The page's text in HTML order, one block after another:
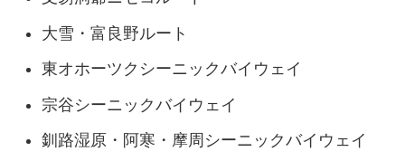
大雪・富良野ルート
東オホーツクシーニックバイウェイ
宗谷シーニックバイウェイ
釧路湿原・阿寒・摩周シーニックバイウェイ